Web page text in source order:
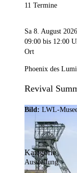
11 Termine
Sa 8. August 2026
09:00 bis 12:00
Ort
Phoenix des
Revival
Bild: LWL-
Kategorie
Ausstellung